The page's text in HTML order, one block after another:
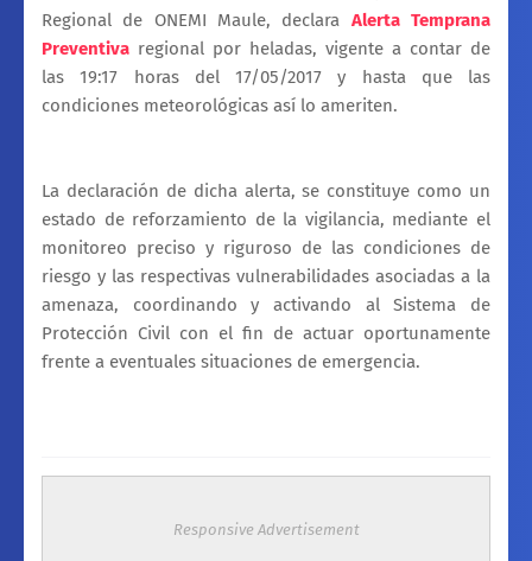
Regional de ONEMI Maule, declara Alerta Temprana
Preventiva regional por heladas, vigente a contar de
las 19:17 horas del 17/05/2017 y hasta que las
condiciones meteorológicas así lo ameriten.
La declaración de dicha alerta, se constituye como un
estado de reforzamiento de la vigilancia, mediante el
monitoreo preciso y riguroso de las condiciones de
riesgo y las respectivas vulnerabilidades asociadas a la
amenaza, coordinando y activando al Sistema de
Protección Civil con el fin de actuar oportunamente
frente a eventuales situaciones de emergencia.
Responsive Advertisement